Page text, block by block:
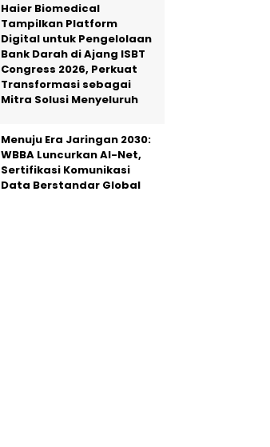
Haier Biomedical
Tampilkan Platform
Digital untuk Pengelolaan
Bank Darah di Ajang ISBT
Congress 2026, Perkuat
Transformasi sebagai
Mitra Solusi Menyeluruh
Menuju Era Jaringan 2030:
WBBA Luncurkan AI-Net,
Sertifikasi Komunikasi
Data Berstandar Global